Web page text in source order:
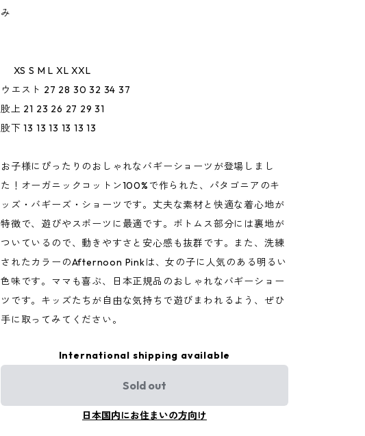
み
XS S M L XL XXL
ウエスト 27 28 30 32 34 37
股上 21 23 26 27 29 31
股下 13 13 13 13 13 13
お子様にぴったりのおしゃれなバギーショーツが登場しまし
た！オーガニックコットン100%で作られた、パタゴニアのキ
ッズ・バギーズ・ショーツです。丈夫な素材と快適な着心地が
特徴で、遊びやスポーツに最適です。ボトムス部分には裏地が
ついているので、動きやすさと安心感も抜群です。また、洗練
されたカラーのAfternoon Pinkは、女の子に人気のある明るい
色味です。ママも喜ぶ、日本正規品のおしゃれなバギーショー
ツです。キッズたちが自由な気持ちで遊びまわれるよう、ぜひ
手に取ってみてください。
International shipping available
Sold out
日本国内にお住まいの方向け